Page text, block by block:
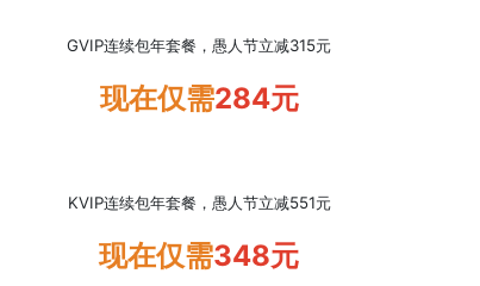
GVIP连续包年套餐，愚人节立减315元
现在仅需284元
KVIP连续包年套餐，愚人节立减551元
现在仅需348元